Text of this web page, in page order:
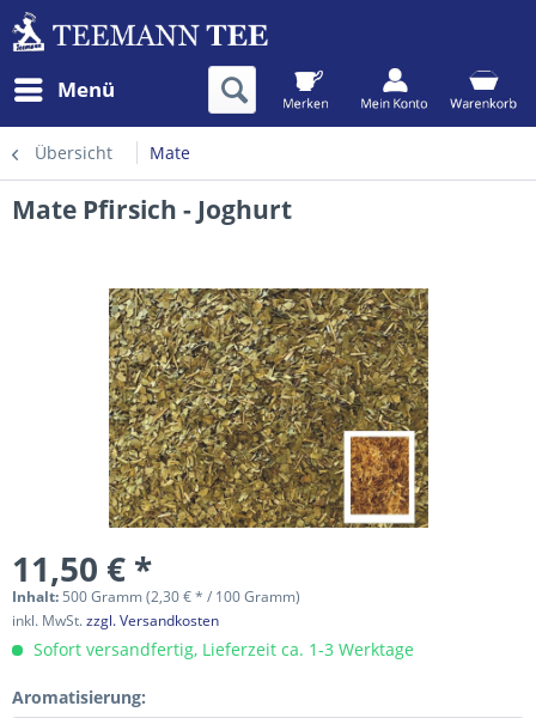
Menü
Übersicht Mate
Mate Pfirsich - Joghurt
11,50 € *
Inhalt: 500 Gramm (2,30 € * / 100 Gramm)
inkl. MwSt.zzgl. Versandkosten
Sofort versandfertig, Lieferzeit ca. 1-3 Werktage
Aromatisierung: